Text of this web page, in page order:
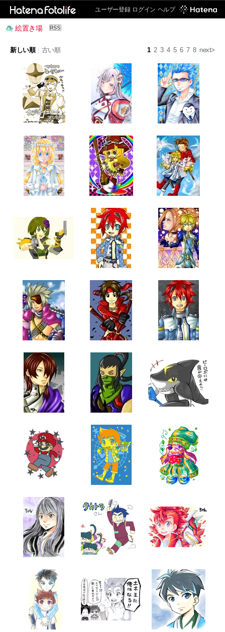
ユーザー登録 ログイン ヘルプ
絵置き場
1 2 3 4 5 6 7 8 next>
新しい順 | 古い順